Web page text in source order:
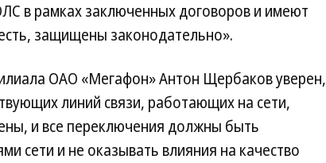
в рамках заключенных договоров и имеют
защищены законодательно».
ОАО «Мегафон» Антон Щербаков уверен,
линий связи, работающих на сети,
и все переключения должны быть
сети и не оказывать влияния на качество